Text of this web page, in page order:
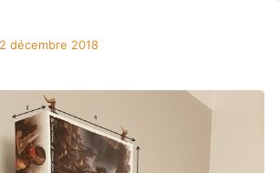
décembre 2018